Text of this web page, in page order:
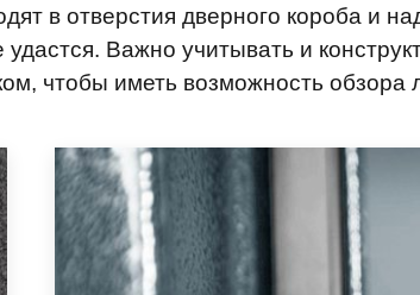
в отверстия дверного короба и
Важно учитывать и
чтобы иметь возможность обзора